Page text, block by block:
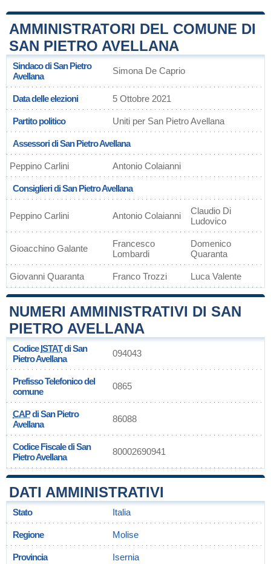
AMMINISTRATORI DEL COMUNE DI
SAN PIETRO AVELLANA
Sindaco di San Pietro
Avellana
Simona De Caprio
Data delle elezioni 5 Ottobre 2021
Partito politico Uniti per San Pietro Avellana
Assessori di San Pietro Avellana
Peppino Carlini Antonio Colaianni
Consiglieri di San Pietro Avellana
Peppino Carlini Antonio Colaianni
Claudio Di
Ludovico
Gioacchino Galante
Francesco
Lombardi
Domenico
Quaranta
Giovanni Quaranta Franco Trozzi Luca Valente
NUMERI AMMINISTRATIVI DI SAN
PIETRO AVELLANA
CodiceISTATdi San
Pietro Avellana
094043
Prefisso Telefonico del
comune
0865
CAPdi San Pietro
Avellana
86088
Codice Fiscale di San
Pietro Avellana
80002690941
DATI AMMINISTRATIVI
Stato Italia
Regione Molise
Provincia Isernia